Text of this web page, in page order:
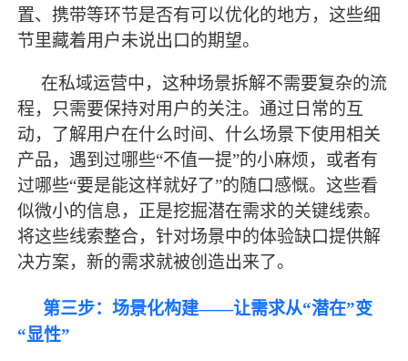
置、携带等环节是否有可以优化的地方，这些细
节里藏着用户未说出口的期望。
在私域运营中，这种场景拆解不需要复杂的流
程，只需要保持对用户的关注。通过日常的互
动，了解用户在什么时间、什么场景下使用相关
产品，遇到过哪些“不值一提”的小麻烦，或者有
过哪些“要是能这样就好了”的随口感慨。这些看
似微小的信息，正是挖掘潜在需求的关键线索。
将这些线索整合，针对场景中的体验缺口提供解
决方案，新的需求就被创造出来了。
第三步：场景化构建——让需求从“潜在”变
“显性”